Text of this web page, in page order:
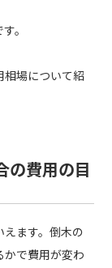
。
相場について紹
の費用の目
ます。倒木の
で費用が変わ